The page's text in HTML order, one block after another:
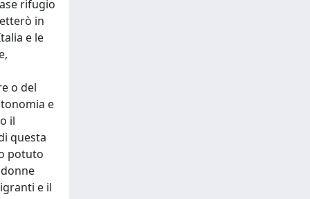
rifugio
in
e le
o del
e
il
questa
potuto
e il